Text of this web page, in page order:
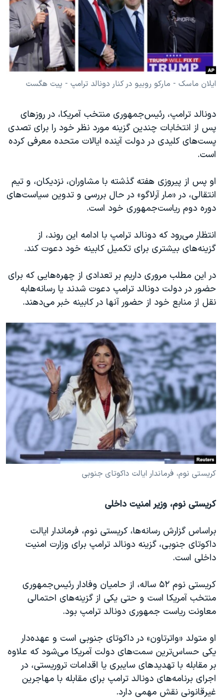
فرهنگ و زندگی
حقوق شهروندی
اقتصادی
علم و فناوری
اسرائیل در جنگ
آرشیو پخش زنده
انتخابات ریاست جمهوری آمریکا ۲۰۲۴
حمله جمهوری اسلامی به اسرائیل
رمز مهسا
ورزش زنان در ایران
مجموعه مستندهای دادخواهی
تریبونال مردمی آبان ۹۸
دادگاه حمید نوری
قانون شفافیت دارائی کادر رهبری ایران
اعتراضات مردمی آبان ۹۸
نرگس محمدی برنده جایزه نوبل صلح
صفحه‌های ویژه
سفر پرزیدنت ترامپ به چین
دنبال کنید
زبانهای مختلف
ایلان ماسک - مارکو روبیو در کنار دونالد ترامپ - پیت هگست
دونالد ترامپ، رئیس‌جمهوری منتخب آمریکا، در روزهای
پس از انتخابات چندین گزینه مورد نظر خود را برای تصدی
پست‌های کلیدی در دولت آینده ایالات متحده معرفی کرده
است.
او پس از پیروزی هفته گذشته با مشاوران، نزدیکان، ‌و تیم
انتقالی، در «مار آرلاگو» در حال بررسی و تدوین سیاست‌های
دوره دوم ریاست‌جمهوری خود است.
انتظار می‌رود که دونالد ترامپ با ادامه این روند، از
گزینه‌های بیشتری برای تکمیل کابینه خود دعوت کند.
در این مطلب مروری داریم بر تعدادی از چهره‌هایی که برای
حضور در دولت دونالد ترامپ دعوت شدند یا رسانه‌هابه
نقل از منابع خود از حضور آنها در کابینه خبر می‌دهند.
کریستی نوم، فرماندار ایالت داکوتای جنوبی
کریستی نوم، وزیر امنیت داخلی
براساس گزارش رسانه‌ها، کریستی نوم، فرماندار ایالت
داکوتای جنوبی، گزینه دونالد ترامپ برای وزارت امنیت
داخلی است.
کریستی نوم ۵۲ ساله، از حامیان وفادار رئیس‌جمهوری
منتخب آمریکا است و حتی یکی از گزینه‌های احتمالی
معاونت ریاست جمهوری دونالد ترامپ بود.
او متولد «واترتاون» در داکوتای جنوبی است و عهده‌دار
یکی حساس‌ترین سمت‌های دولت آمریکا می‌شود که علاوه
بر مقابله با تهدیدهای سایبری یا اقدامات تروریستی، در
اجرای برنامه‌های دونالد ترامپ برای مقابله با مهاجرین
غیرقانونی نقش مهمی دارد.